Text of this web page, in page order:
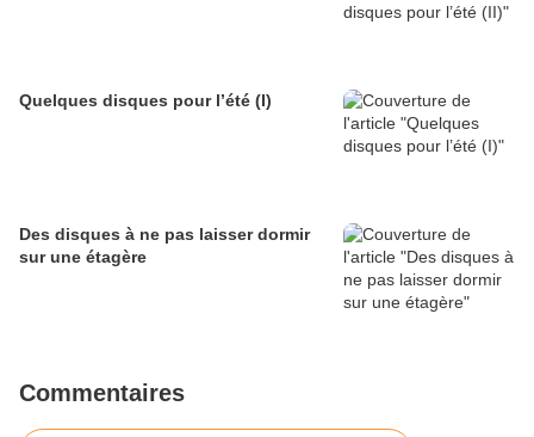
Quelques disques pour l’été (I)
Des disques à ne pas laisser dormir
sur une étagère
Commentaires